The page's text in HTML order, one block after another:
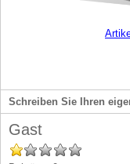
Schreiben Sie Ihren
Gast